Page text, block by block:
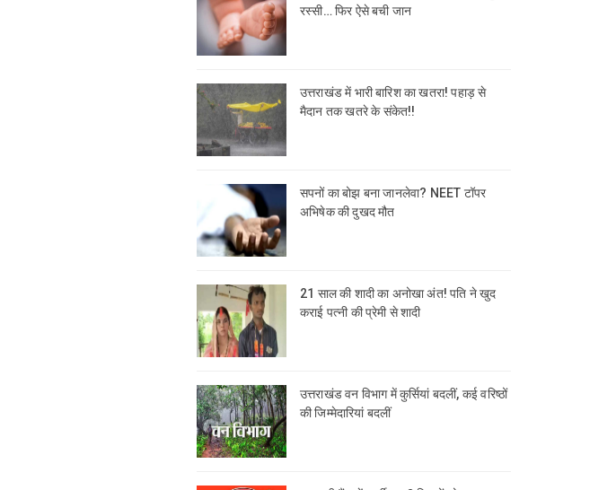
रस्सी… फिर ऐसे बची जान
उत्तराखंड में भारी बारिश का खतरा! पहाड़ से
मैदान तक खतरे के संकेत!!
सपनों का बोझ बना जानलेवा? NEET टॉपर
अभिषेक की दुखद मौत
21 साल की शादी का अनोखा अंत! पति ने खुद
कराई पत्नी की प्रेमी से शादी
उत्तराखंड वन विभाग में कुर्सियां बदलीं, कई वरिष्ठों
की जिम्मेदारियां बदलीं